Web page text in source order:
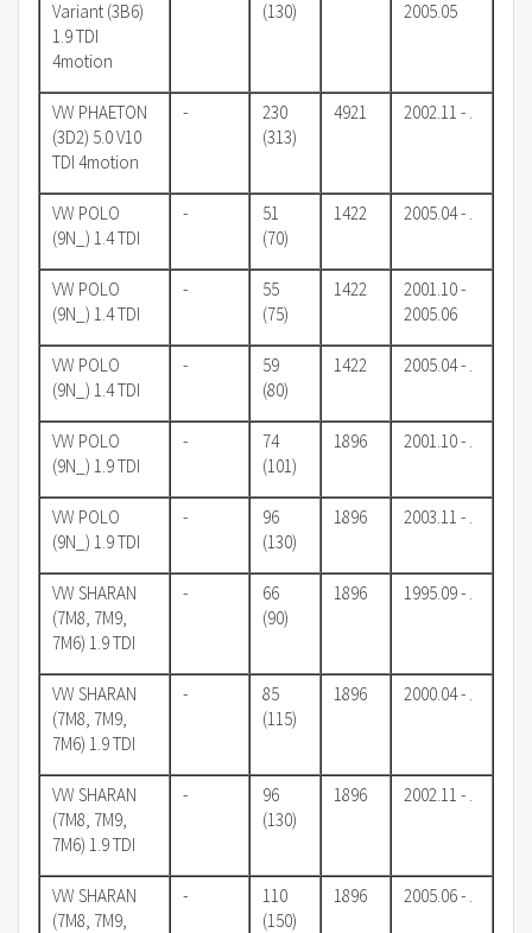
Variant (3B6)
1.9 TDI
4motion
(130) 2005.05
VW PHAETON
(3D2) 5.0 V10
TDI 4motion
-
230
(313)
4921 2002.11 - .
VW POLO
(9N_) 1.4 TDI
-
51
(70)
1422 2005.04 - .
VW POLO
(9N_) 1.4 TDI
-
55
(75)
1422
2001.10 -
2005.06
VW POLO
(9N_) 1.4 TDI
-
59
(80)
1422 2005.04 - .
VW POLO
(9N_) 1.9 TDI
-
74
(101)
1896 2001.10 - .
VW POLO
(9N_) 1.9 TDI
-
96
(130)
1896 2003.11 - .
VW SHARAN
(7M8, 7M9,
7M6) 1.9 TDI
-
66
(90)
1896 1995.09 - .
VW SHARAN
(7M8, 7M9,
7M6) 1.9 TDI
-
85
(115)
1896 2000.04 - .
VW SHARAN
(7M8, 7M9,
7M6) 1.9 TDI
-
96
(130)
1896 2002.11 - .
VW SHARAN
(7M8, 7M9,
-
110
(150)
1896 2005.06 - .